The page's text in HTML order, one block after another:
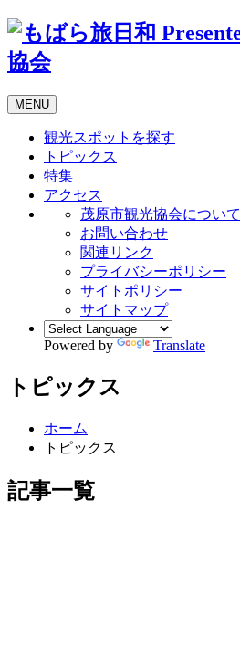
MENU
観光スポットを探す
トピックス
特集
アクセス
茂原市観光協会について
お問い合わせ
関連リンク
プライバシーポリシー
サイトポリシー
サイトマップ
Powered by Translate
トピックス
ホーム
トピックス
記事一覧